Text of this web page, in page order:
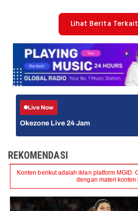
Lihat Berita Terkait
Live Now
Okezone Live 24 Jam